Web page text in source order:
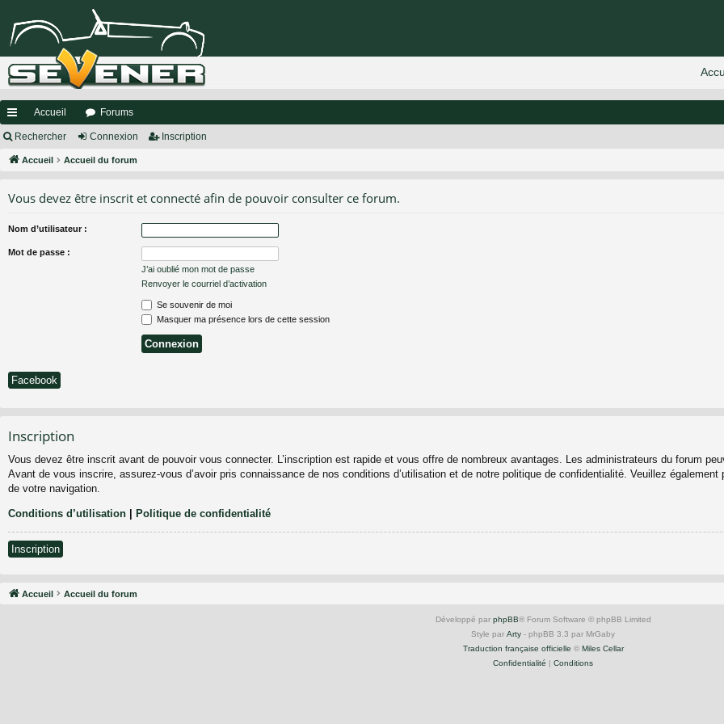
ac
co
s
Accueil Forums
Rechercher Connexion Inscription
Accueil Accueil du forum
Vous devez être inscrit et connecté afin de pouvoir consulter ce forum.
Nom d’utilisateur :
Mot de passe :
J’ai oublié mon mot de passe
Renvoyer le courriel d’activation
Se souvenir de moi
Masquer ma présence lors de cette session
Facebook
Inscription
Vous devez être inscrit avant de pouvoir vous connecter. L’inscription est rapide et vous offre de nombreux avantages. Les administrateurs du forum
Avant de vous inscrire, assurez-vous d’avoir pris connaissance de nos conditions d’utilisation et de notre politique de confidentialité. Veuillez
de votre navigation.
Conditions d’utilisation | Politique de confidentialité
Inscription
Accueil Accueil du forum
Développé par phpBB® Forum Software © phpBB Limited
Style par Arty - phpBB 3.3 par MrGaby
Traduction française officielle © Miles Cellar
Confidentialité | Conditions